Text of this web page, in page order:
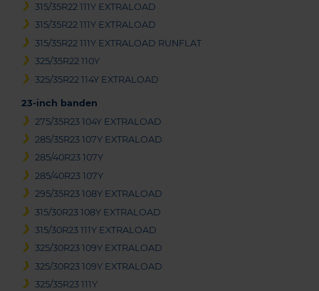
315/35R22 111Y EXTRALOAD
315/35R22 111Y EXTRALOAD
315/35R22 111Y EXTRALOAD RUNFLAT
325/35R22 110Y
325/35R22 114Y EXTRALOAD
23-inch banden
275/35R23 104Y EXTRALOAD
285/35R23 107Y EXTRALOAD
285/40R23 107Y
285/40R23 107Y
295/35R23 108Y EXTRALOAD
315/30R23 108Y EXTRALOAD
315/30R23 111Y EXTRALOAD
325/30R23 109Y EXTRALOAD
325/30R23 109Y EXTRALOAD
325/35R23 111Y